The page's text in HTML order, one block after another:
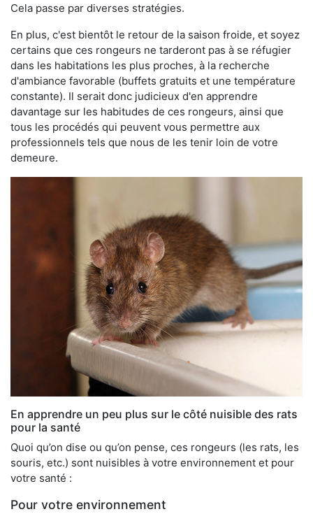
Cela passe par diverses stratégies.
En plus, c'est bientôt le retour de la saison froide, et soyez
certains que ces rongeurs ne tarderont pas à se réfugier
dans les habitations les plus proches, à la recherche
d'ambiance favorable (buffets gratuits et une température
constante). Il serait donc judicieux d'en apprendre
davantage sur les habitudes de ces rongeurs, ainsi que
tous les procédés qui peuvent vous permettre aux
professionnels tels que nous de les tenir loin de votre
demeure.
En apprendre un peu plus sur le côté nuisible des rats
pour la santé
Quoi qu’on dise ou qu’on pense, ces rongeurs (les rats, les
souris, etc.) sont nuisibles à votre environnement et pour
votre santé :
Pour votre environnement